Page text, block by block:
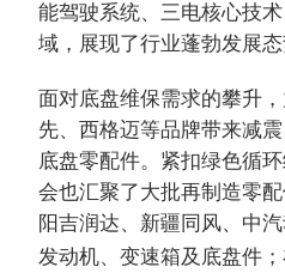
能驾驶系统、三电核心技
域，展现了行业蓬勃发展态
面对底盘维保需求的攀升
先、西格迈等品牌带来减
底盘零配件。紧扣绿色循
会也汇聚了大批再制造零
阳吉润达、新疆同风、中
发动机、变速箱及底盘件